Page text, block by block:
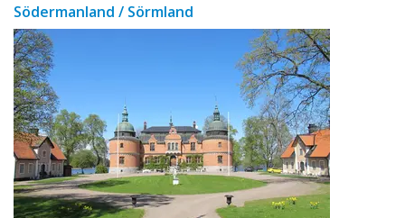
Södermanland / Sörmland